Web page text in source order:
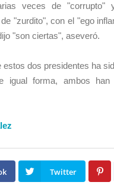
veces de
"zurdito", con el "ego
"son ciertas", aseveró.
estos dos presidentes ha
igual forma, ambos
Twitter